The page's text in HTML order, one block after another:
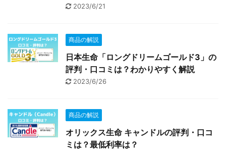
2023/6/21
商品の解説
日本生命「ロングドリームゴールド3」の
評判・口コミは？わかりやすく解説
2023/6/26
商品の解説
オリックス生命 キャンドルの評判・口コ
ミは？最低利率は？